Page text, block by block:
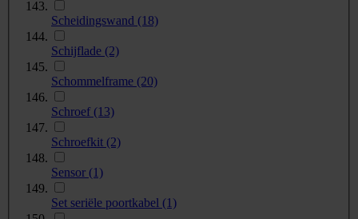
Scheidingswand (18)
Schijflade (2)
Schommelframe (20)
Schroef (13)
Schroefkit (2)
Sensor (1)
Set seriële poortkabel (1)